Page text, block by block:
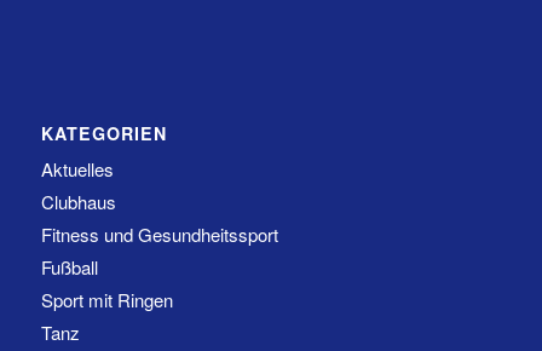
KATEGORIEN
Aktuelles
Clubhaus
Fitness und Gesundheitssport
Fußball
Sport mit Ringen
Tanz